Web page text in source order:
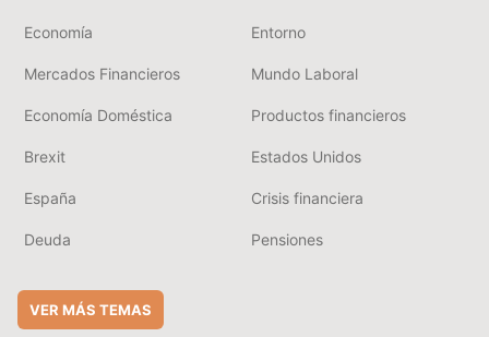
Economía Entorno
Mercados Financieros Mundo Laboral
Economía Doméstica Productos financieros
Brexit Estados Unidos
España Crisis financiera
Deuda Pensiones
VER MÁS TEMAS